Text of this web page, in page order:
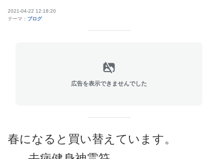
2021-04-22 12:18:20
テーマ： ブログ
広告を表示できませんでした
春になると買い替えています。